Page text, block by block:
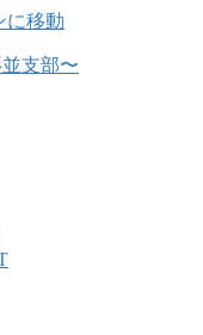
に移動